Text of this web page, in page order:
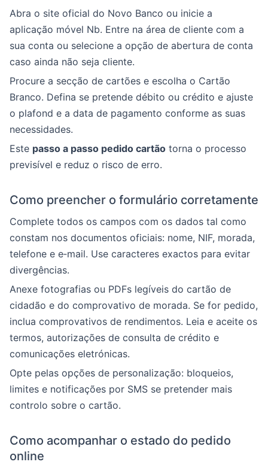
Abra o site oficial do Novo Banco ou inicie a
aplicação móvel Nb. Entre na área de cliente com a
sua conta ou selecione a opção de abertura de conta
caso ainda não seja cliente.
Procure a secção de cartões e escolha o Cartão
Branco. Defina se pretende débito ou crédito e ajuste
o plafond e a data de pagamento conforme as suas
necessidades.
Este passo a passo pedido cartão torna o processo
previsível e reduz o risco de erro.
Como preencher o formulário corretamente
Complete todos os campos com os dados tal como
constam nos documentos oficiais: nome, NIF, morada,
telefone e e‑mail. Use caracteres exactos para evitar
divergências.
Anexe fotografias ou PDFs legíveis do cartão de
cidadão e do comprovativo de morada. Se for pedido,
inclua comprovativos de rendimentos. Leia e aceite os
termos, autorizações de consulta de crédito e
comunicações eletrónicas.
Opte pelas opções de personalização: bloqueios,
limites e notificações por SMS se pretender mais
controlo sobre o cartão.
Como acompanhar o estado do pedido
online